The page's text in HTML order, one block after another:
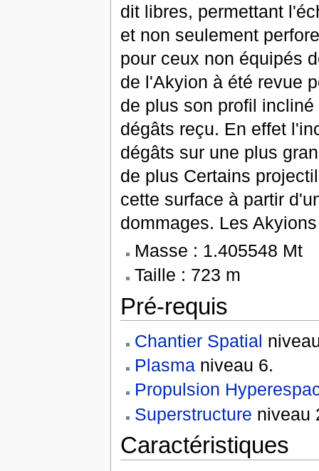
dit libres, permettant
et non seulement
pour ceux non équipés
de l'Akyion à été revue
de plus son profil
dégâts reçu. En effet
dégâts sur une plus
de plus Certains
cette surface à partir
dommages. Les
Masse : 1.405548 Mt
Taille : 723 m
Pré-requis
Chantier Spatial
Plasmaniveau 6.
Propulsion
Superstructure niveau
Caractéristiques